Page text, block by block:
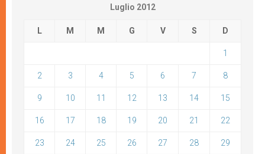
Luglio 2012
L M M G V S D
1
2 3 4 5 6 7 8
9 10 11 12 13 14 15
16 17 18 19 20 21 22
23 24 25 26 27 28 29